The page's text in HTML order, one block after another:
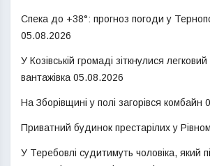
Спека до +38°: прогноз погоди у
05.08.2026
У Козівській громаді зіткнулися
вантажівка 05.08.2026
На Зборівщині у полі загорівся комбайн
Приватний будинок престарілих у
У Теребовлі судитимуть чоловіка, який